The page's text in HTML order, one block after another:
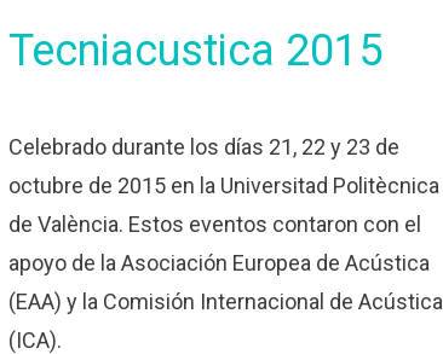
Tecniacustica 2015
Celebrado durante los días 21, 22 y 23 de
octubre de 2015 en la Universitad Politècnica
de València. Estos eventos contaron con el
apoyo de la Asociación Europea de Acústica
(EAA) y la Comisión Internacional de Acústica
(ICA).